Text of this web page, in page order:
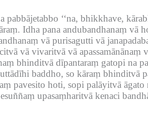
pabbājetabbo ‘‘na, bhikkhave,
Idha pana andubandhanaṃ vā
vā purisagutti vā
vā vivaritvā vā apassamānānaṃ
bhinditvā dīpantaraṃ gatopi na
baddho, so kāraṃ bhinditvā
pavesito hoti, sopi palāyitvā āgato
upasaṃharitvā kenaci